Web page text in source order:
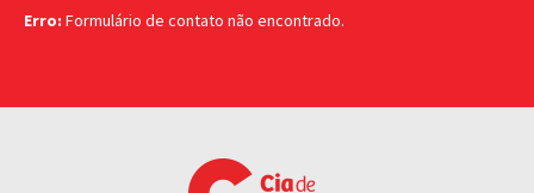
Erro: Formulário de contato não encontrado.